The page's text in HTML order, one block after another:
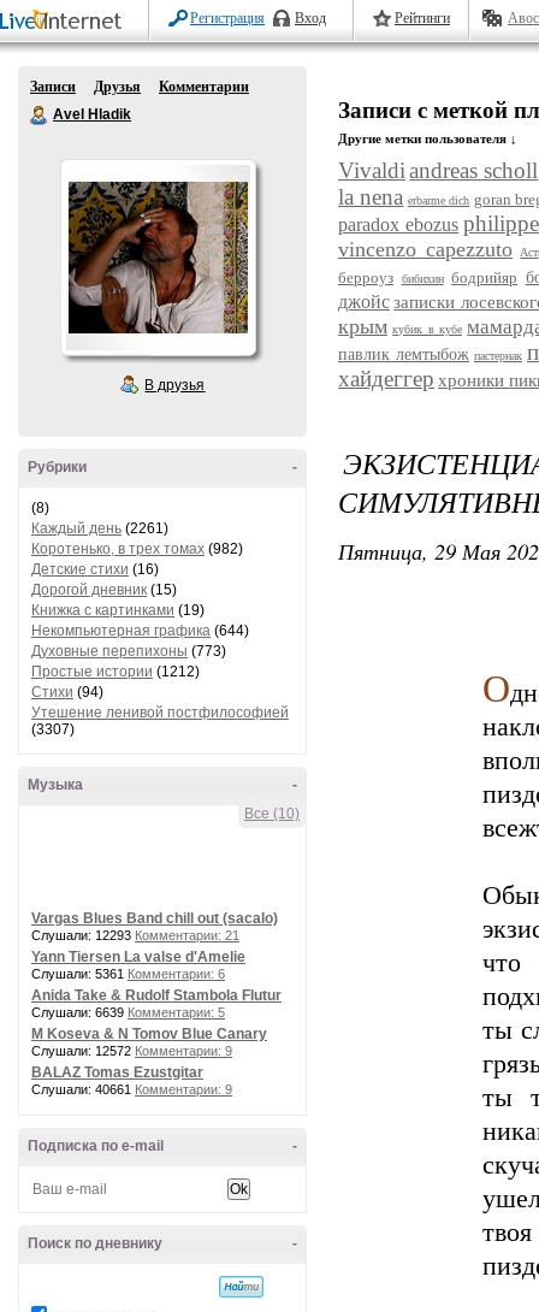
Регистрация Вход Рейтинги
Записи Друзья
Комментарии
Avel Hladik
В друзья
-
Рубрики
(8)
Каждый день (2261)
Коротенько, в трех томах (982)
Детские стихи (16)
Дорогой дневник (15)
Книжка с картинками (19)
Некомпьютерная графика (644)
Духовные перепихоны (773)
Простые истории (1212)
Стихи (94)
Утешение ленивой постфилософией
(3307)
-
Музыка
Все (10)
Vargas Blues Band chill out (sacalo)
Слушали: 12293 Комментарии: 21
Yann Tiersen La valse d'Amelie
Слушали: 5361 Комментарии: 6
Anida Take & Rudolf Stambola Flutur
Слушали: 6639 Комментарии: 5
M Koseva & N Tomov Blue Canary
Слушали: 12572 Комментарии: 9
BALAZ Tomas Ezustgitar
Слушали: 40661 Комментарии: 9
-
Подписка по e-mail
-
Поиск по дневнику
Записи с меткой
Другие метки пользователя ↓
Vivaldi andreas scholl
la nena erbarme dich goran
paradox ebozus
vincenzo capezzuto
берроуз бибихин бодрийяр
джойс записки
крым кубик в кубе
павлик лемтыбож пастернак
хайдеггер хроники
Пятница, 29 Мая
О
что
ты
ты